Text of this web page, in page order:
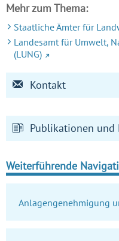
Mehr zum Thema:
Staatliche Ämter für
Landesamt für Umwelt,
(LUNG)
Kontakt
Publikationen und
Weiterführende
Anlagengenehmigung